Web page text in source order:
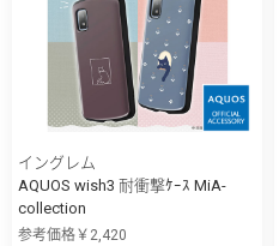
イングレム
AQUOS wish3 耐衝撃ｹｰｽ MiA-
collection
参考価格￥2,420